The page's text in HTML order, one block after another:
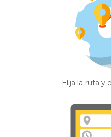
Elija la ruta y